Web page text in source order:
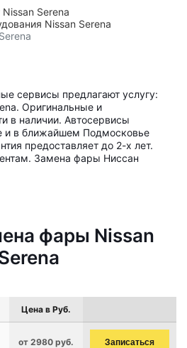
Serena
Nissan Serena
сервисы предлагают услугу:
Оригинальные и
в наличии. Автосервисы
и в ближайшем Подмосковье
предоставляет до 2-х лет.
Замена фары Ниссан
фары Nissan
Цена в Руб.
от 2980 руб. Записаться